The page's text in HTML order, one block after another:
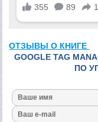
ОТЗЫВЫ О КНИГЕ
GOOGLE TAG
ПО